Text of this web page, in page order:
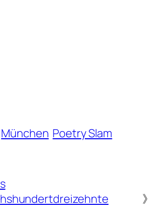
München Poetry Slam
》